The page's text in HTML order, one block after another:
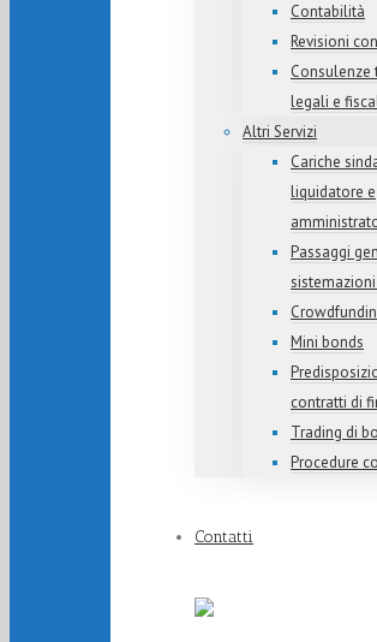
Contabilità
Revisioni
Consulenze
legali e
Altri Servizi
Cariche
liquidatore e
Passaggi
Mini bonds
contratti di
Trading di
Procedure
Contatti